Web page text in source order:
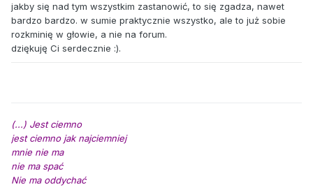
jakby się nad tym wszystkim zastanowić, to się zgadza, nawet
bardzo bardzo. w sumie praktycznie wszystko, ale to już sobie
rozkminię w głowie, a nie na forum.
dziękuję Ci serdecznie :).
(...) Jest ciemno
jest ciemno jak najciemniej
mnie nie ma
nie ma spać
Nie ma oddychać